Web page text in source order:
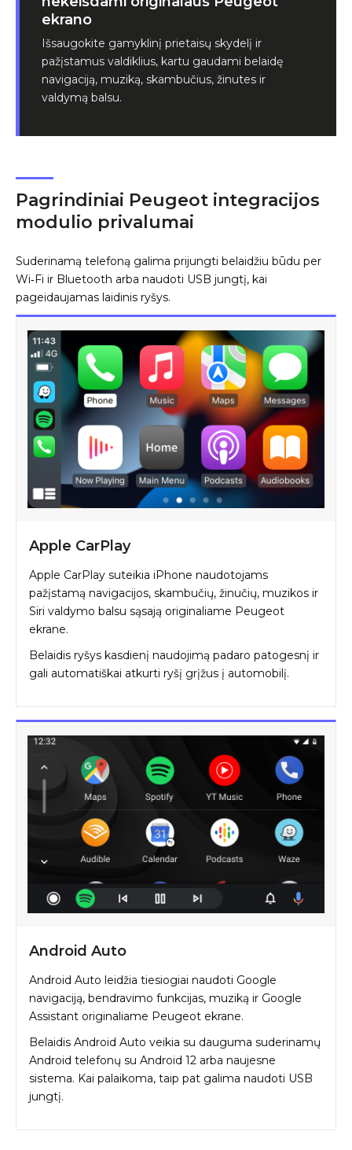
ekrano
Išsaugokite gamyklinį prietaisų skydelį ir
pažįstamus valdiklius, kartu gaudami belaidę
navigaciją, muziką, skambučius, žinutes ir
valdymą balsu.
Pagrindiniai Peugeot integracijos
modulio privalumai
Suderinamą telefoną galima prijungti belaidžiu būdu per
Wi‑Fi ir Bluetooth arba naudoti USB jungtį, kai
pageidaujamas laidinis ryšys.
Apple CarPlay
Apple CarPlay suteikia iPhone naudotojams
pažįstamą navigacijos, skambučių, žinučių, muzikos ir
Siri valdymo balsu sąsają originaliame Peugeot
ekrane.
Belaidis ryšys kasdienį naudojimą padaro patogesnį ir
gali automatiškai atkurti ryšį grįžus į automobilį.
Android Auto
Android Auto leidžia tiesiogiai naudoti Google
navigaciją, bendravimo funkcijas, muziką ir Google
Assistant originaliame Peugeot ekrane.
Belaidis Android Auto veikia su dauguma suderinamų
Android telefonų su Android 12 arba naujesne
sistema. Kai palaikoma, taip pat galima naudoti USB
jungtį.